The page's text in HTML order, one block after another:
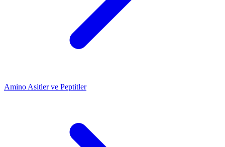
Amino Asitler ve Peptitler